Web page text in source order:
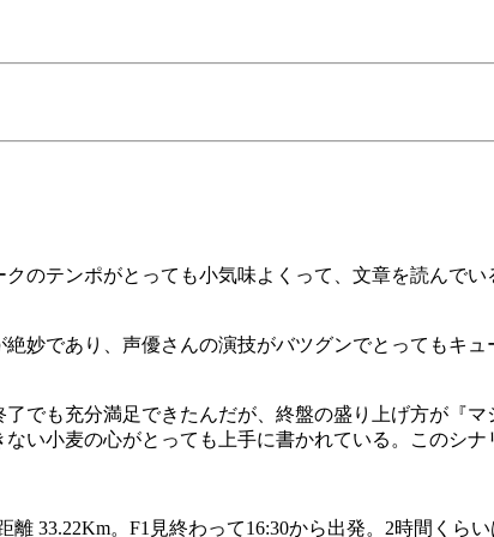
のテンポがとっても小気味よくって、文章を読んで
妙であり、声優さんの演技がバツグンでとってもキ
も充分満足できたんだが、終盤の盛り上げ方が『
い小麦の心がとっても上手に書かれている。このシナ
33.22Km。F1見終わって16:30から出発。2時間くら